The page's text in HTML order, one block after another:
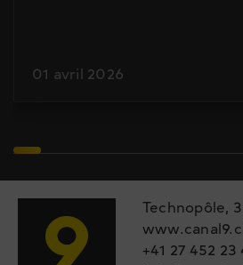
01 avril 2026
Technopôle,
+41 27 452 23